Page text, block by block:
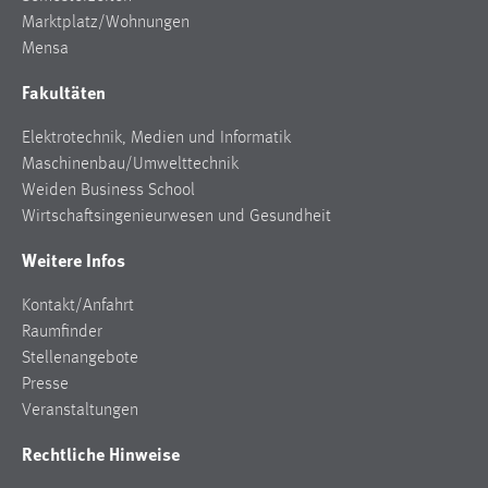
Marktplatz/Wohnungen
Mensa
Fakultäten
Elektrotechnik, Medien und Informatik
Maschinenbau/Umwelttechnik
Weiden Business School
Wirtschaftsingenieurwesen und Gesundheit
Weitere Infos
Kontakt/Anfahrt
Raumfinder
Stellenangebote
Presse
Veranstaltungen
Rechtliche Hinweise
MARKETING
Marketing Cookies werden von Drittanbietern
verwendet, um personalisierte Werbung anzuzeigen.
hinweg verfolgen.
Google Ads
Name:
Anbieter:
Google Ireland Limited